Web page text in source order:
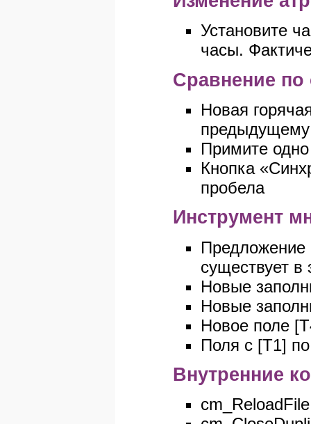
Установите
часы.
Сравнение
Новая
Примите
Кнопка
пробела
Инструмент
Предложение
существует в
Новые
Новые
Новое поле
Поля с [T1]
Внутренние